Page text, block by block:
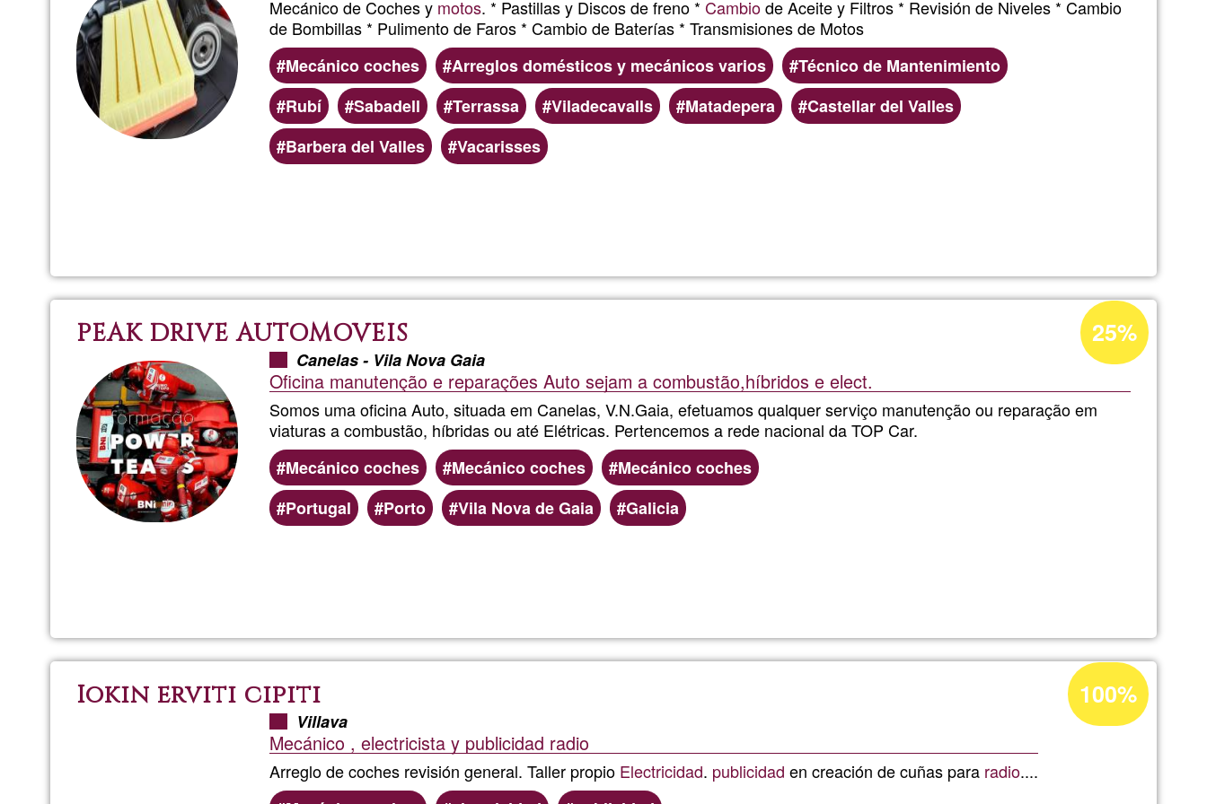
Mecánico de Coches y motos. * Pastillas y Discos de freno * Cambiode Aceite y Filtros * Revisión de Niveles * Cambio
de Bombillas * Pulimento de Faros * Cambio de Baterías * Transmisiones de Motos
Mecánico coches
Arreglos domésticos y mecánicos varios
Técnico de Mantenimiento
Rubí
Sabadell Terrassa Viladecavalls Matadepera
Castellar del Valles
Barbera del Valles
Vacarisses
Ğ1
de
y
Moto
PEAK DRIVE AUTOMOVEIS
Canelas - Vila Nova Gaia
Oficina manutenção e reparações Auto sejam a combustão,híbridos e elect.
Somos uma oficina Auto, situada em Canelas, V.N.Gaia, efetuamos qualquer serviço manutenção ou reparação em
viaturas a combustão, híbridas ou até Elétricas. Pertencemos a rede nacional da TOP Car.
Mecánico coches
Mecánico coches
Mecánico coches
Portugal
Porto Vila Nova de Gaia Galicia
Acceptance
percentage
Ğ1
25%
DRIVE
Iokin erviti cipiti
Villava
Mecánico , electricista y publicidad radio
Arreglo de coches revisión general. Taller propio Electricidad. publicidad en creación de cuñas para radio....
Acceptance
percentage
100%